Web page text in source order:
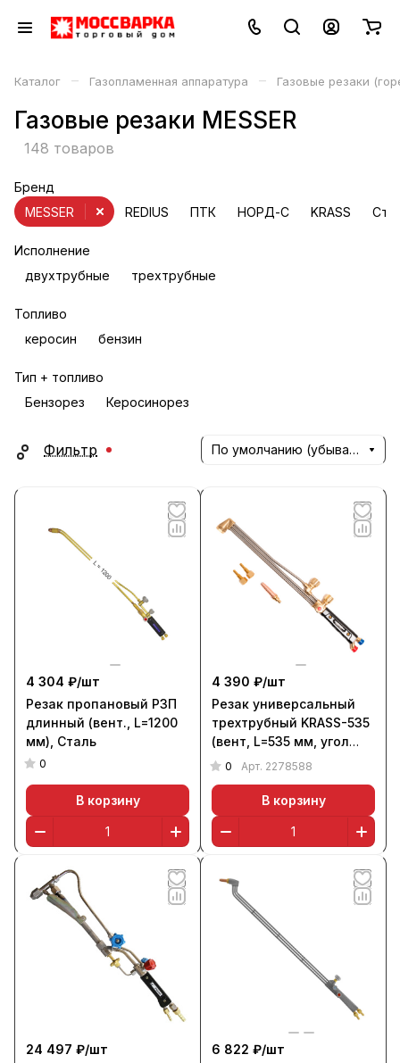
Каталог – Газопламенная аппаратура – Газовые резаки
Газовые резаки MESSER
148 товаров
Бренд
REDIUS
ПТК
MESSER НОРД-С KRASS
Исполнение
двухтрубные
трехтрубные
Топливо
керосин
бензин
Тип + топливо
Бензорез
Керосинорез
Фильтр По умолчанию (убывание)
4 304 ₽/шт
Резак пропановый Р3П
длинный (вент., L=1200
мм), Сталь
0
В корзину
4 390 ₽/шт
Резак универсальный
трехтрубный KRASS-535
(вент, L=535 мм, угол
накл. 90 гр)
0 Арт. 2278588
В корзину
24 497 ₽/шт
6 822 ₽/шт